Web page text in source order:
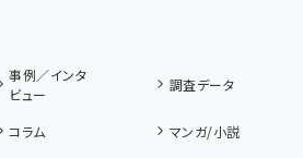
事例／インタ
ビュー
調査データ
コラム
マンガ/小説